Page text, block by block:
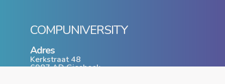
COMPUNIVERSITY
Adres
Kerkstraat 48
6987 AD Giesbeek